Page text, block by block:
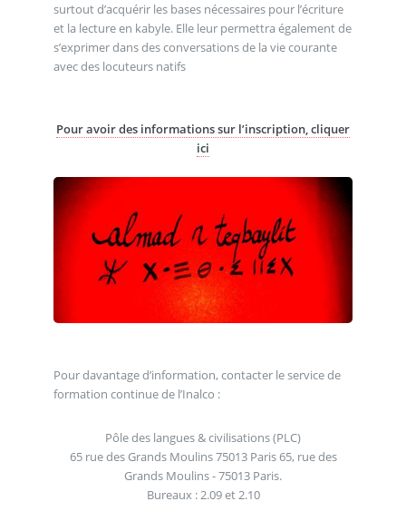
surtout d’acquérir les bases nécessaires pour l’écriture
et la lecture en kabyle. Elle leur permettra également de
s’exprimer dans des conversations de la vie courante
avec des locuteurs natifs
Pour avoir des informations sur l’inscription, cliquer
ici
Pour davantage d’information, contacter le service de
formation continue de l’Inalco :
Pôle des langues & civilisations (PLC)
65 rue des Grands Moulins 75013 Paris 65, rue des
Grands Moulins - 75013 Paris.
Bureaux : 2.09 et 2.10